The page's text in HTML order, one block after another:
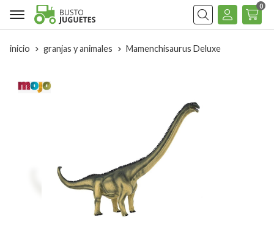
Buscar
0
inicio granjas y animales Mamenchisaurus Deluxe